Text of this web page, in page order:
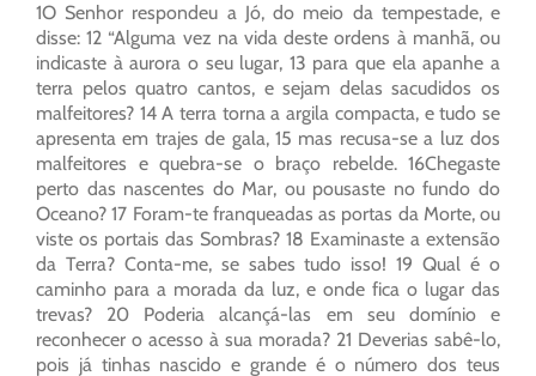
1O Senhor respondeu a Jó, do meio da tempestade, e
disse: 12 “Alguma vez na vida deste ordens à manhã, ou
indicaste à aurora o seu lugar, 13 para que ela apanhe a
terra pelos quatro cantos, e sejam delas sacudidos os
malfeitores? 14 A terra torna a argila compacta, e tudo se
apresenta em trajes de gala, 15 mas recusa-se a luz dos
malfeitores e quebra-se o braço rebelde. 16Chegaste
perto das nascentes do Mar, ou pousaste no fundo do
Oceano? 17 Foram-te franqueadas as portas da Morte, ou
viste os portais das Sombras? 18 Examinaste a extensão
da Terra? Conta-me, se sabes tudo isso! 19 Qual é o
caminho para a morada da luz, e onde fica o lugar das
trevas? 20 Poderia alcançá-las em seu domínio e
reconhecer o acesso à sua morada? 21 Deverias sabê-lo,
pois já tinhas nascido e grande é o número dos teus